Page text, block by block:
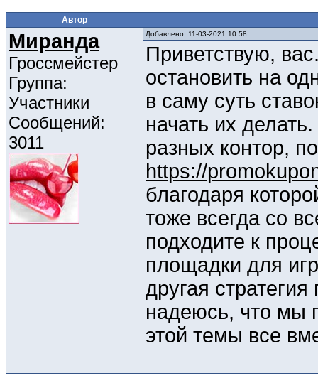
Автор
Миранда
Гроссмейстер
Группа:
Участники
Сообщений:
3011
Добавлено: 11-03-2021 10:58
Приветствую,
остановить на
в саму суть
начать их
разных контор,
https://
благодаря
тоже всегда со
подходите к
площадки для
другая
надеюсь, что мы
этой темы все